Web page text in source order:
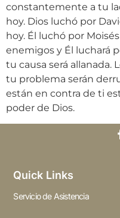
constantemente a tu
hoy. Dios luchó por
hoy. Él luchó por
enemigos y Él luchará
tu causa será allanada.
tu problema serán
están en contra de ti
poder de Dios.
Quick Links
Servicio de Asistencia